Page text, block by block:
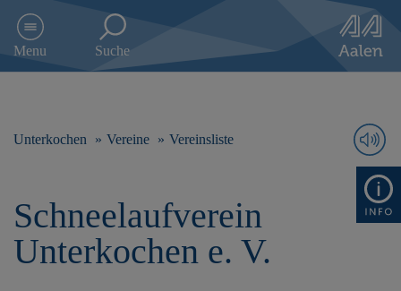
e
Menu Suche
Unterkochen Vereine Vereinsliste
Schneelaufverein
Unterkochen e. V.